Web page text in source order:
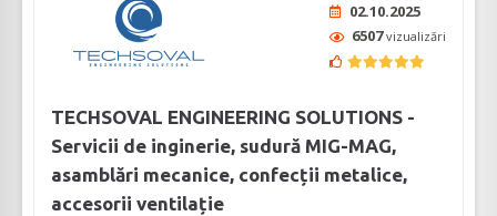
02.10.2025
6507vizualizări
TECHSOVAL ENGINEERING SOLUTIONS -
Servicii de inginerie, sudură MIG-MAG,
asamblări mecanice, confecții metalice,
accesorii ventilație